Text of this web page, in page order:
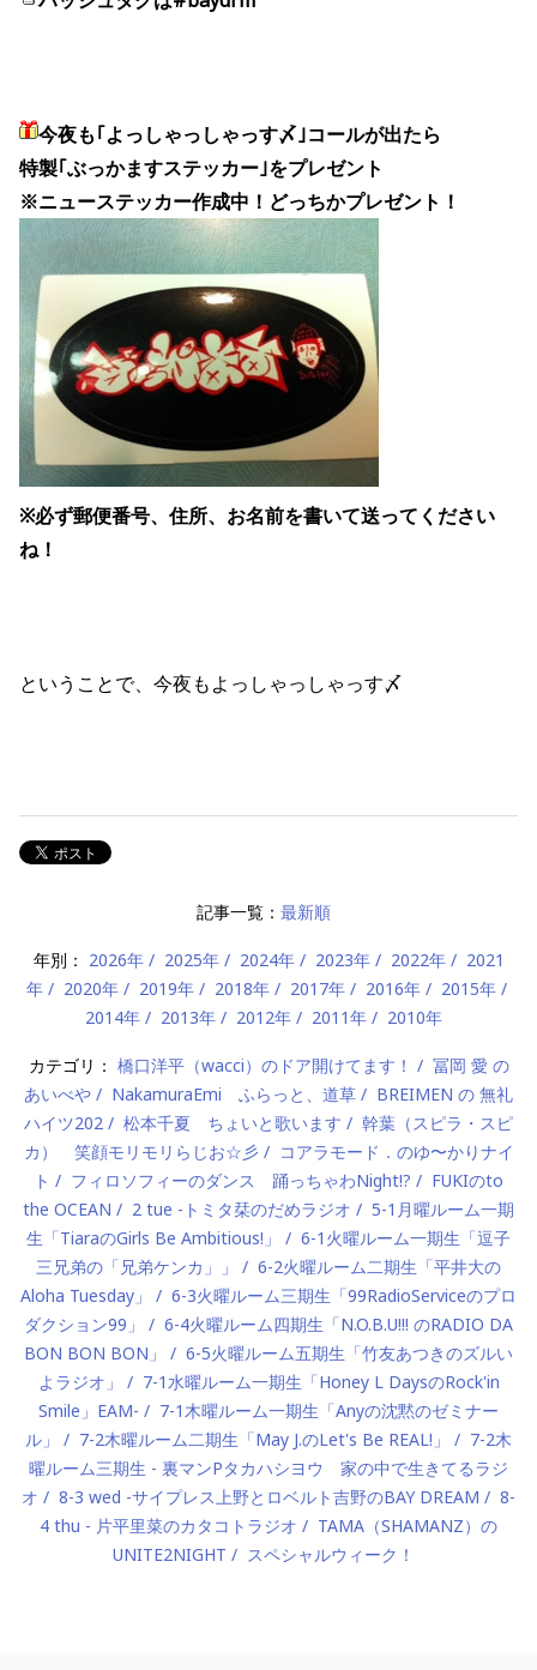
今夜も｢よっしゃっしゃっす〆｣コールが出たら
特製｢ぶっかますステッカー｣をプレゼント
※ニューステッカー作成中！どっちかプレゼント！
※必ず郵便番号、住所、お名前を書いて送ってください
ね！
ということで、今夜もよっしゃっしゃっす〆
記事一覧： 最新順
年別： 2026年 2025年 2024年 2023年 2022年
2021
年
2020年 2019年 2018年 2017年 2016年
2015年
2014年
2013年 2012年 2011年 2010年
カテゴリ： 橋口洋平（wacci）のドア開けてます！
冨岡 愛 の
あいべや
NakamuraEmi ふらっと、道草
BREIMEN の 無礼
ハイツ202
松本千夏 ちょいと歌います
幹葉（スピラ・スピ
カ） 笑顔モリモリらじお☆彡
コアラモード．のゆ〜かりナイ
ト
フィロソフィーのダンス 踊っちゃわNight!?
FUKIのto
the OCEAN
2 tue -トミタ栞のだめラジオ
5-1月曜ルーム一期
生「TiaraのGirls Be Ambitious!」
6-1火曜ルーム一期生「逗子
三兄弟の「兄弟ケンカ」」
6-2火曜ルーム二期生「平井大の
Aloha Tuesday」
6-3火曜ルーム三期生「99RadioServiceのプロ
ダクション99」
6-4火曜ルーム四期生「N.O.B.U!!! のRADIO DA
BON BON BON」
6-5火曜ルーム五期生「竹友あつきのズルい
よラジオ」
7-1水曜ルーム一期生「Honey L DaysのRock'in
Smile」EAM-
7-1木曜ルーム一期生「Anyの沈黙のゼミナー
ル」
7-2木曜ルーム二期生「May J.のLet's Be REAL!」
7-2木
曜ルーム三期生 - 裏マンPタカハシヨウ 家の中で生きてるラジ
オ
8-3 wed -サイプレス上野とロベルト吉野のBAY DREAM
8-
4 thu - 片平里菜のカタコトラジオ
TAMA（SHAMANZ）の
UNITE2NIGHT
スペシャルウィーク！